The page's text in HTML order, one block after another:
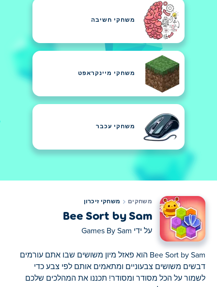
משחקי חשיבה
משחקי מיינקראפט
משחקי עכבר
משחקים משחקי זיכרון
Bee Sort by Sam
על ידי Games By Sam
Bee Sort by Sam הוא פאזל מיון משושים שבו אתם עורמים
דבשים משושים צבעוניים ומתאמים אותם לפי צבע כדי
לשמור על הכל מסודר ומסודר! תכננו את המהלכים שלכם